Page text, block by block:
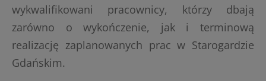
wykwalifikowani pracownicy, którzy dbają
zarówno o wykończenie, jak i terminową
realizację zaplanowanych prac w Starogardzie
Gdańskim.